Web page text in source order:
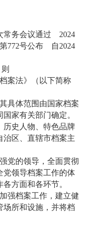
常务会议通过 2024
772号公布 自2024
则
案法》（以下简称
具体范围由国家档案
家有关部门确定。
历史人物、特色品牌
治区、直辖市档案主
党的领导，全面贯彻
党领导档案工作的体
方面和各环节。
强档案工作，建立健
场所和设施，并将档